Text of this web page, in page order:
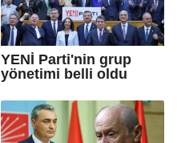
YENİ Parti'nin grup
yönetimi belli oldu